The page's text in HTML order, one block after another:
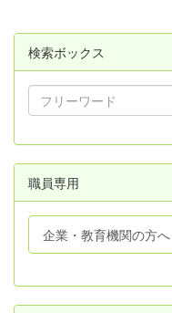
検索ボックス
職員専用
企業・教育機関の方へ